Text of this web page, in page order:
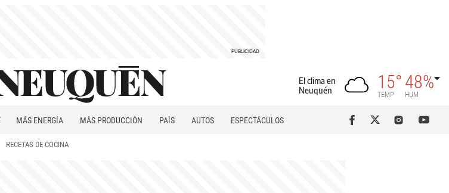
El clima en
Neuquén
15°
TEMP
48%
HUM
MÁS ENERGÍA MÁS PRODUCCIÓN PAÍS AUTOS
ESPECTÁCULOS
RECETAS DE COCINA